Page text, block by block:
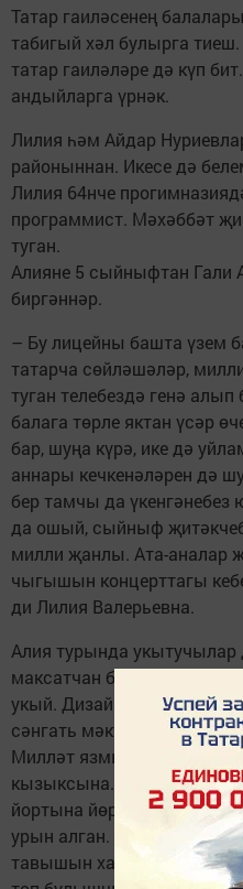
Татар гаиләсенең
табигый хәл булырга
татар гаиләләре дә күп
андыйларга үрнәк.
Лилия һәм Айдар
районыннан. Икесе дә
Лилия 64нче
программист. Мәхәббәт
туган.
Алияне 5 сыйныфтан Гали
биргәннәр.
– Бу лицейны башта үзем
татарча сөйләшәләр,
туган телебездә генә
балага төрле яктан үсәр
бар, шуңа күрә, ике дә
аннары кечкенәләрен дә
бер тамчы да
да ошый, сыйныф
милли җанлы. Ата-
чыгышын концерттагы
ди Лилия Валерьевна.
Алия турында
максатчан бала», – диләр.
укый. Дизайнер булырга
сәнгать мәктәбен кызыл
Милләт язмышы, тарихы,
кызыксына. Җырларга
йортына йөргәндә Санкт-
урын алган. Вокал
тавышын халыкчан дип